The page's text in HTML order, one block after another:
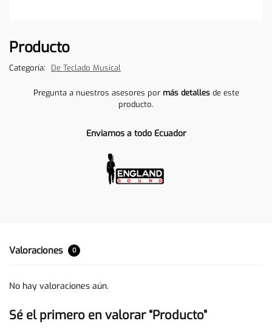
Producto
Categoría: De Teclado Musical
Pregunta a nuestros asesores por más detallesde este
producto.
Enviamos a todo Ecuador
Valoraciones 0
No hay valoraciones aún.
Sé el primero en valorar “Producto”